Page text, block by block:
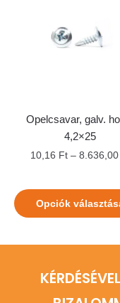
Opelcsavar, galv.
4,2×25
10,16 Ft– 8.636,00
Opciók